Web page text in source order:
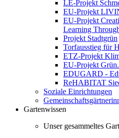
LE-Projekt
EU-Projekt
EU-Projekt
Learning
Projekt Stadtgrün
Torfausstieg für
ETZ-Projekt
EU-Projekt
EDUGARD -
ReHABITAT
Soziale Einrichtungen
Gartenwissen
Unser gesammeltes